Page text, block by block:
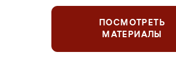
ПОСМОТРЕТЬ
МАТЕРИАЛЫ